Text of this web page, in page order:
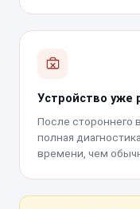
Устройство уже
После стороннего
полная
времени, чем